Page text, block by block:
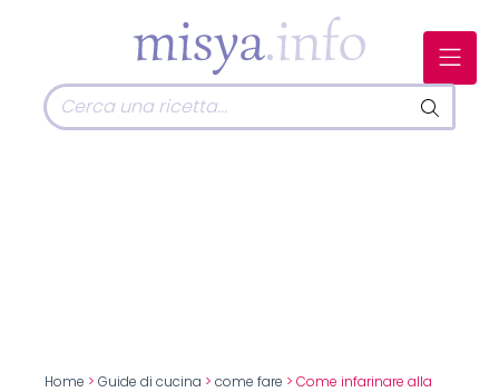
Home > Guide di cucina > come fare > Come infarinare alla